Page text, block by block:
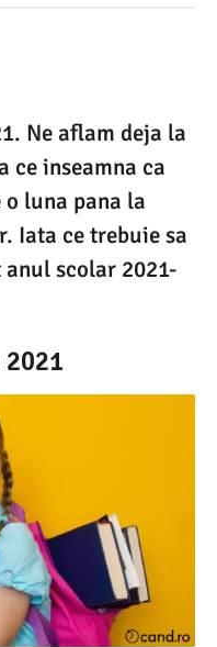
2
1
Ne aflam deja la
ce inseamna ca
luna pana la
Iata ce trebuie sa
scolar 2021-